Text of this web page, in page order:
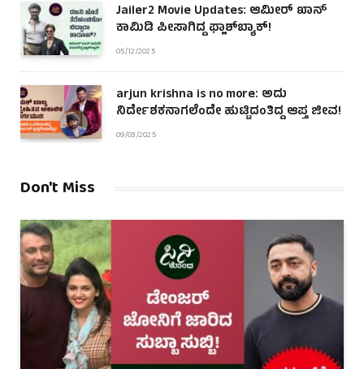
Jailer2 Movie Updates: ಆಮೀರ್ ಖಾನ್
ಕಾಮಿಡಿ ಪೀಸಾಗಿದ್ದ ಫ್ಲಾಶ್‌ಬ್ಯಾಕ್!
05/12/2025
arjun krishna is no more: ಅದು
ನಿರ್ದೇಶಕನಾಗಲೆಂದೇ ಹುಟ್ಟಿದಂತಿದ್ದ ಆಪ್ತ ಜೀವ!
09/03/2025
Don't Miss